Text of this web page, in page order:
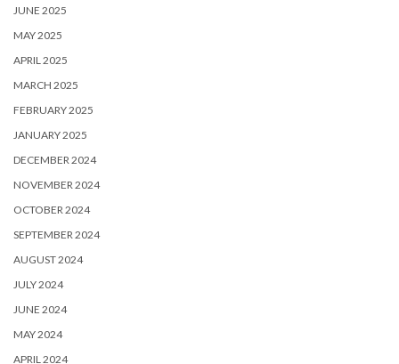
JUNE 2025
MAY 2025
APRIL 2025
MARCH 2025
FEBRUARY 2025
JANUARY 2025
DECEMBER 2024
NOVEMBER 2024
OCTOBER 2024
SEPTEMBER 2024
AUGUST 2024
JULY 2024
JUNE 2024
MAY 2024
APRIL 2024